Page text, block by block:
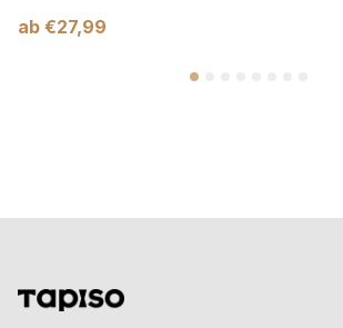
ab €27,99